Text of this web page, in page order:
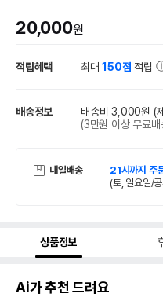
20,000원
적립혜택 최대150점 적립
배송정보 배송비 3,000원 (
(3만원 이상 무료배
내일배송 21시까지 주
(토, 일요일/
상품정보
Ai가 추천 드려요